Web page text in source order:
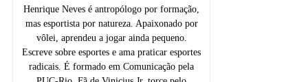
Henrique Neves é antropólogo por formação,
mas esportista por natureza. Apaixonado por
vôlei, aprendeu a jogar ainda pequeno.
Escreve sobre esportes e ama praticar esportes
radicais. É formado em Comunicação pela